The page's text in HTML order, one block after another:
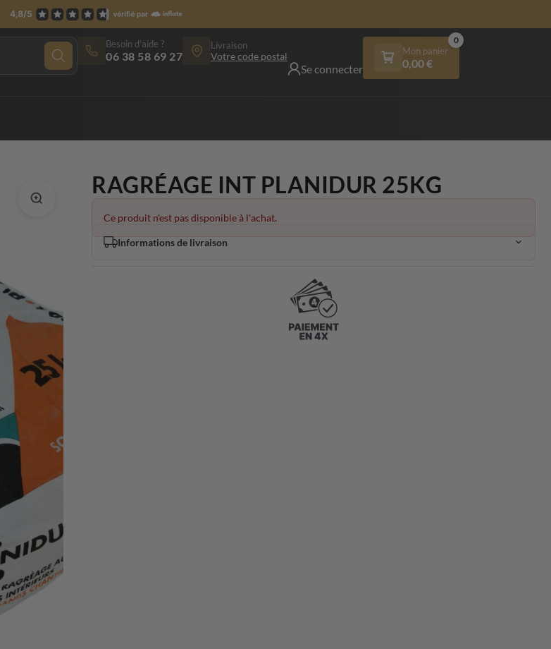
Besoin d'aide ?
06 38 58 69 27
Livraison
Votre code postal
Se connecter
Mon panier
0,00€
0
RAGRÉAGE INT PLANIDUR 25KG
Ce produit n'est pas disponible à l'achat.
Informations de livraison